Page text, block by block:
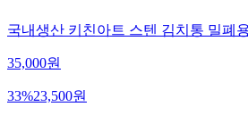
국내생산 키친아트 스텐 김치통 밀폐
35,000원
33%23,500원